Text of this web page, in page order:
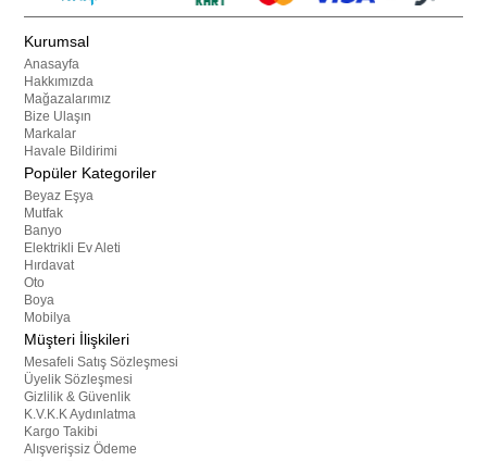
Kurumsal
Anasayfa
Hakkımızda
Mağazalarımız
Bize Ulaşın
Markalar
Havale Bildirimi
Popüler Kategoriler
Beyaz Eşya
Mutfak
Banyo
Elektrikli Ev Aleti
Hırdavat
Oto
Boya
Mobilya
Müşteri İlişkileri
Mesafeli Satış Sözleşmesi
Üyelik Sözleşmesi
Gizlilik & Güvenlik
K.V.K.K Aydınlatma
Kargo Takibi
Alışverişsiz Ödeme